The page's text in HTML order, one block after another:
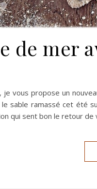
de mer
je vous propose un
sable ramassé cet été
qui sent bon le retour de